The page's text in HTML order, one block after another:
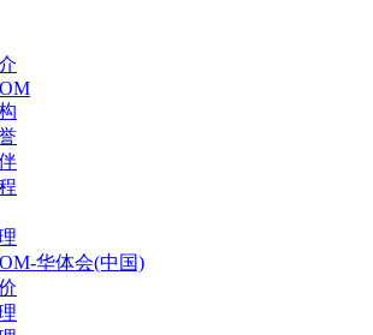
华体会(中国)